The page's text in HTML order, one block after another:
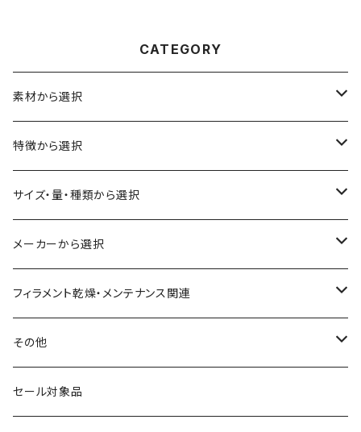
CATEGORY
素材から選択
ABS
ASA（アクリル・スチレン・アクリロニトリル）
CA（セルロース アセテート）
CPE（コポリエステル）
HIPS（スチレン系樹脂）
HTPLA
特徴から選択
食品対応
導電性
磁性
絶縁性
静電気放電（ESD）
サイズ・量・種類から選択
お試し用少量サンプル
フィラメント径：1.75mm
フィラメント径：2.85mm
スプール単位
メーカーから選択
3D BROOKLYN
3DFuel
3DLAC
フィラメント乾燥・メンテナンス関連
フィラメント乾燥機
クリーニング
その他
交換用スプール
セール対象品